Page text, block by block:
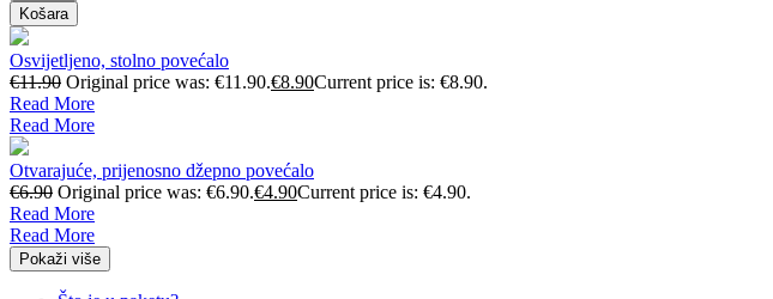
Košara
Osvijetljeno, stolno povećalo
€11.90 Original price was: €11.90.€8.90Current price is: €8.90.
Read More
Read More
Otvarajuće, prijenosno džepno povećalo
€6.90 Original price was: €6.90.€4.90Current price is: €4.90.
Read More
Read More
Pokaži više